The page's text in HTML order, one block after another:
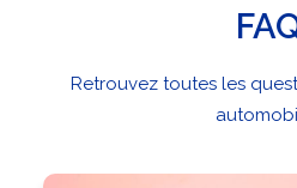
Retrouvez toutes les